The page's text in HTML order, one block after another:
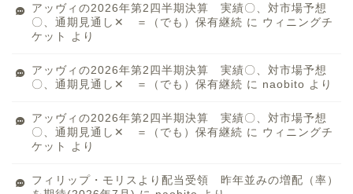
アッヴィの2026年第2四半期決算 実績〇、対市場予想
〇、通期見通し✕ ＝（でも）保有継続 に ウィニングチ
ケット
より
アッヴィの2026年第2四半期決算 実績〇、対市場予想
〇、通期見通し✕ ＝（でも）保有継続 に naobito より
アッヴィの2026年第2四半期決算 実績〇、対市場予想
〇、通期見通し✕ ＝（でも）保有継続 に ウィニングチ
ケット
より
フィリップ・モリスより配当受領 昨年並みの増配（率）